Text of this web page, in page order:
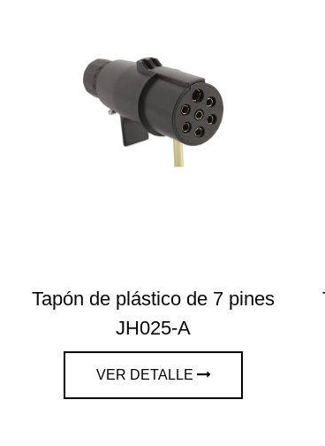
Tapón de plástico de 7 pines
JH025-A
VER DETALLE